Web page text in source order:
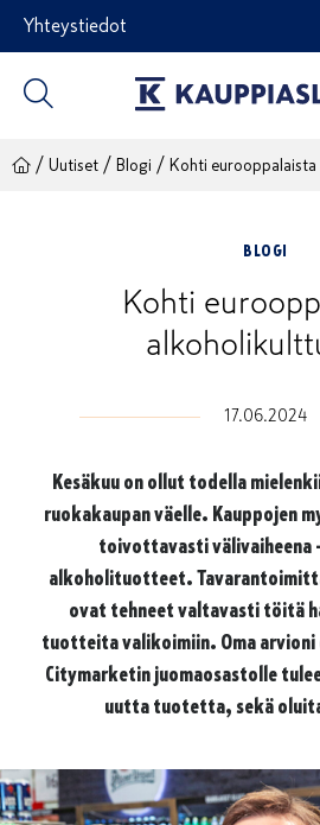
Siirry
sisältöön
Yhteystiedot
/ Uutiset / Blogi / Kohti
BLOGI
Kohti
17.06.2024
Kesäkuu on ollut todella
ruokakaupan väelle. Kauppojen
toivottavasti välivaiheena
alkoholituotteet.
ovat tehneet valtavasti töitä
tuotteita valikoimiin. Oma
Citymarketin juomaosastolle
uutta tuotetta, sekä